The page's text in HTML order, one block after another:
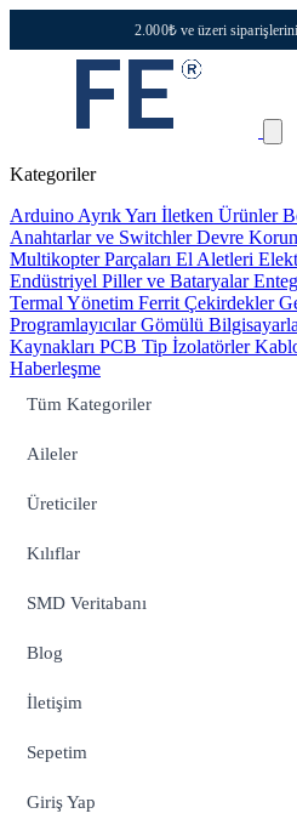
2.000₺ ve üzeri
Kategoriler
Arduino Ayrık Yarı İletken Ürünler
Anahtarlar ve SwitchlerDevre
Multikopter Parçaları El Aletleri
Endüstriyel Piller ve Bataryalar
Termal Yönetim Ferrit Çekirdekler
ProgramlayıcılarGömülü
Kaynakları PCB Tip İzolatörler
Haberleşme
Tüm Kategoriler
Aileler
Üreticiler
Kılıflar
SMD Veritabanı
Blog
İletişim
Sepetim
Giriş Yap